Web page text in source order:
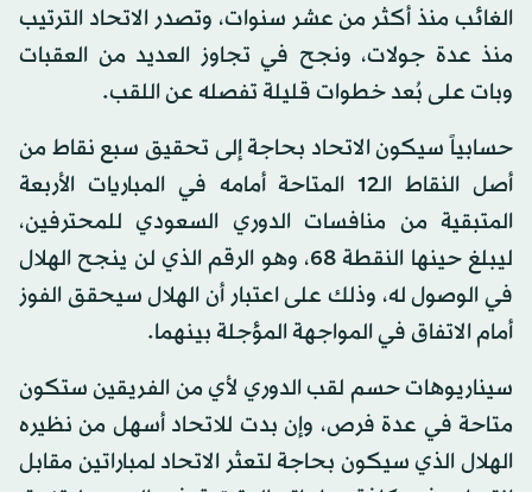
الغائب منذ أكثر من عشر سنوات، وتصدر الاتحاد الترتيب
منذ عدة جولات، ونجح في تجاوز العديد من العقبات
وبات على بُعد خطوات قليلة تفصله عن اللقب.
حسابياً سيكون الاتحاد بحاجة إلى تحقيق سبع نقاط من
أصل النقاط الـ12 المتاحة أمامه في المباريات الأربعة
المتبقية من منافسات الدوري السعودي للمحترفين،
ليبلغ حينها النقطة 68، وهو الرقم الذي لن ينجح الهلال
في الوصول له، وذلك على اعتبار أن الهلال سيحقق الفوز
أمام الاتفاق في المواجهة المؤجلة بينهما.
سيناريوهات حسم لقب الدوري لأي من الفريقين ستكون
متاحة في عدة فرص، وإن بدت للاتحاد أسهل من نظيره
الهلال الذي سيكون بحاجة لتعثر الاتحاد لمباراتين مقابل